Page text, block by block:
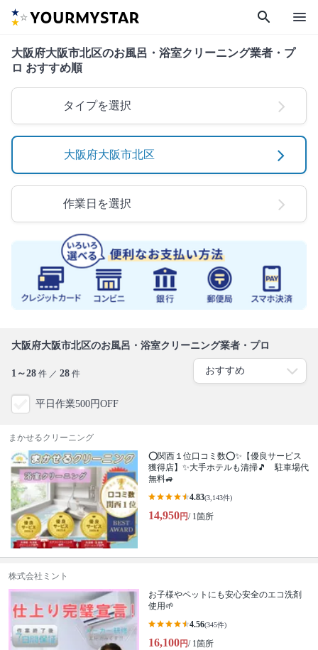
search menu
大阪府大阪市北区のお風呂・浴室クリーニング業者・プ
ロ おすすめ順
タイプを選択
大阪府大阪市北区
作業日を選択
大阪府大阪市北区のお風呂・浴室クリーニング業者・プロ
1～28 件 ／ 28 件
平日作業500円OFF
まかせるクリーニング
⭕関西１位口コミ数⭕✨【優良サービス
獲得店】✨大手ホテルも清掃🎵 駐車場代
無料🚙
4.83(3,143件)
14,950円/ 1箇所
株式会社ミント
お子様やペットにも安心安全のエコ洗剤
使用🌱
4.56(345件)
16,100円/ 1箇所